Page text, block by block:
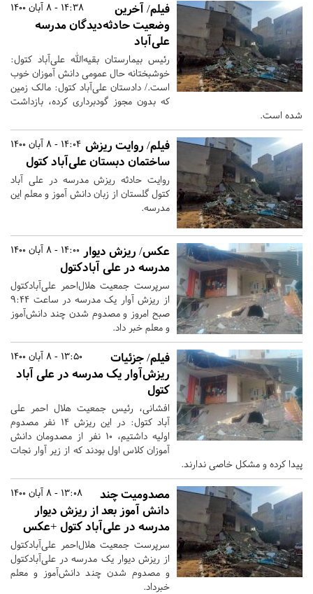
14:38 - 8 آبان 1400
فیلم/ آخرین
وضعیت حادثه‌دیدگان مدرسه
علی‌آباد
رئیس بیمارستان بقیه‌الله علی‌آباد کتول:
خوشبختانه حال عمومی دانش آموزان خوب
است./ دادستان علی‌آباد کتول: مالک زمین
که بدون مجوز گودبرداری کرده، بازداشت
شده است.
14:04 - 8 آبان 1400 فیلم/ روایت ریزش
ساختمان دبستان علی‌آباد کتول
روایت حادثه ریزش مدرسه در علی آباد
کتول گلستان از زبان دانش آموز و معلم این
مدرسه.
14:00 - 8 آبان 1400 عکس/ ریزش دیوار
مدرسه در علی آبادکتول
سرپرست جمعیت هلال‌احمر علی‌آبادکتول
از ریزش آوار یک مدرسه در ساعت ۹:۴۴
صبح امروز و مصدوم شدن چند دانش‌آموز
و معلم خبر داد.
13:50 - 8 آبان 1400
فیلم/ جزئیات
ریزش‌آوار یک مدرسه در علی آباد
کتول
افشانی، رئیس جمعیت هلال احمر علی
آباد کتول: در این ریزش 14 نفر مصدوم
اولیه داشتیم، 10 نفر از مصدومان دانش
آموزان کلاس اول بودند که از زیر آوار نجات
پیدا کرده و مشکل خاصی ندارند.
13:08 - 8 آبان 1400
مصدومیت چند
دانش آموز بعد از ریزش دیوار
مدرسه در علی‌آباد کتول +عکس
سرپرست جمعیت هلال‌احمر علی‌آبادکتول
از ریزش دیوار یک مدرسه در علی‌آبادکتول
و مصدوم شدن چند دانش‌آموز و معلم
خبرداد.